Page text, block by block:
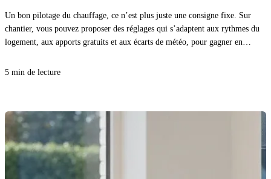
Un bon pilotage du chauffage, ce n’est plus juste une consigne fixe. Sur
chantier, vous pouvez proposer des réglages qui s’adaptent aux rythmes du
logement, aux apports gratuits et aux écarts de météo, pour gagner en
et quelles données il utilise, vous évitez les promesses floues, vous posez les
5 min de lecture